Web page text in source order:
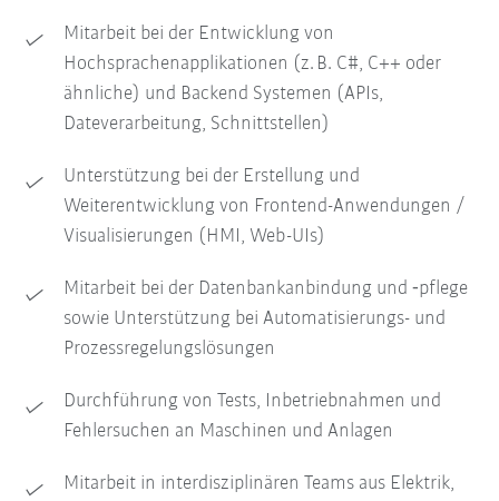
Mitarbeit bei der Entwicklung von
Hochsprachenapplikationen (z. B. C#, C++ oder
ähnliche) und Backend Systemen (APIs,
Dateverarbeitung, Schnittstellen)
Unterstützung bei der Erstellung und
Weiterentwicklung von Frontend-Anwendungen /
Visualisierungen (HMI, Web-UIs)
Mitarbeit bei der Datenbankanbindung und ‑pflege
sowie Unterstützung bei Automatisierungs- und
Prozessregelungslösungen
Durchführung von Tests, Inbetriebnahmen und
Fehlersuchen an Maschinen und Anlagen
Mitarbeit in interdisziplinären Teams aus Elektrik,